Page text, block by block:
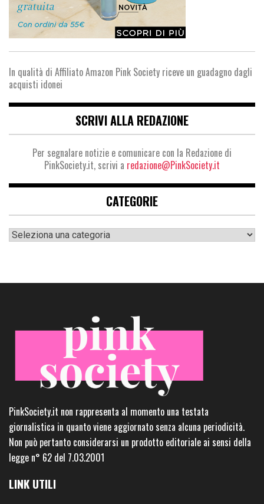
In qualità di Affiliato Amazon Pink Society riceve un guadagno dagli
acquisti idonei
SCRIVI ALLA REDAZIONE
Per segnalare notizie e comunicare con la Redazione di
PinkSociety.it, scrivi a redazione@PinkSociety.it
CATEGORIE
Categorie
PinkSociety.it non rappresenta al momento una testata
giornalistica in quanto viene aggiornato senza alcuna periodicità.
Non può pertanto considerarsi un prodotto editoriale ai sensi della
legge n° 62 del 7.03.2001
LINK UTILI